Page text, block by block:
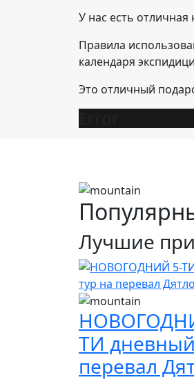
У нас есть
Правила
календаря
Это отличный
Лучшие
ТИ
перевал